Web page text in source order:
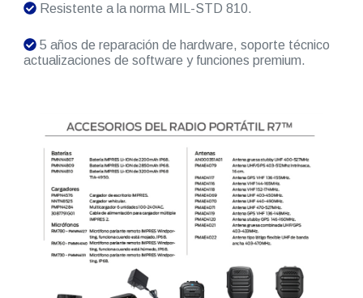
Resistente a la norma MIL-STD 810.
5 años de reparación de hardware, soporte técnico
actualizaciones de software y funciones premium.